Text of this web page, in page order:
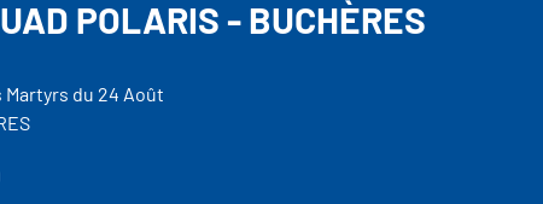
POLARIS - BUCHÈRES
Martyrs du 24 Août